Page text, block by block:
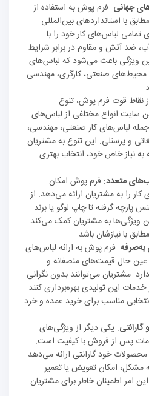
جهانی: فرم پوش به استفاده از
با استانداردهای بین‌المللی
تمامی لباس‌های کار خود را با
ضد آتش و مقاوم در برابر شرایط
ویژگی باعث می‌شود که لباس‌های
صنعتی، کارگری، مهندسی
نقاط قوت فرم پوش، تنوع
انواع مختلفی از لباس‌های
جمله لباس‌های کار صنعتی، مهندسی،
و پرسنلی. این تنوع به مشتریان
نیاز خاص خود، انتخاب بهتری
متعدد: فرم پوش امکان
را به مشتریان ارائه می‌دهد. از
پارچه گرفته تا چاپ لوگو یا برند
ویژگی‌ها به مشتریان کمک می‌کند
با نیازشان باشد.
: فرم پوش به ارائه لباس‌های
عین حال قیمت‌های منصفانه و
مشتریان می‌توانند بدون نگرانی
این تولیدی بهره‌برداری کنند
مناسب برای خرید عمده و خرد
: یکی دیگر از ویژگی‌های
پس از فروش با کیفیت است.
خود گارانتی ارائه می‌دهد
مشکل، امکان تعویض یا تعمیر
امر اطمینان خاطر برای مشتریان